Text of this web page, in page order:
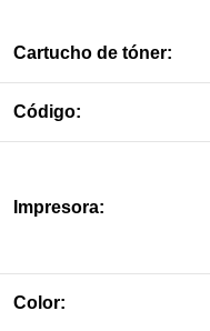
Cartucho de tóner:
Código:
Impresora:
Color: